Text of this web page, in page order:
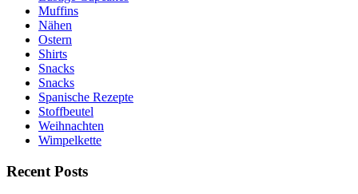
Muffins
Nähen
Ostern
Shirts
Snacks
Snacks
Spanische Rezepte
Stoffbeutel
Weihnachten
Wimpelkette
Recent Posts